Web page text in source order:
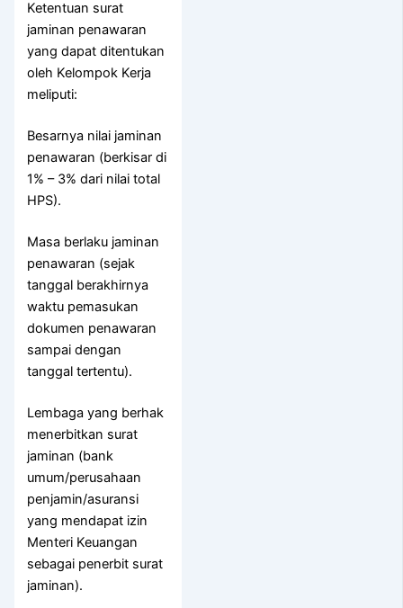
Ketentuan surat
jaminan penawaran
yang dapat ditentukan
oleh Kelompok Kerja
meliputi:
Besarnya nilai jaminan
penawaran (berkisar di
1% – 3% dari nilai total
HPS).
Masa berlaku jaminan
penawaran (sejak
tanggal berakhirnya
waktu pemasukan
dokumen penawaran
sampai dengan
tanggal tertentu).
Lembaga yang berhak
menerbitkan surat
jaminan (bank
umum/perusahaan
penjamin/asuransi
yang mendapat izin
Menteri Keuangan
sebagai penerbit surat
jaminan).